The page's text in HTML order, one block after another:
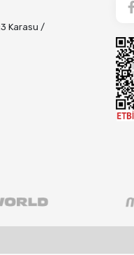
Karasu /